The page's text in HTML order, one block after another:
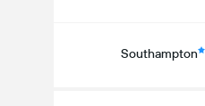
Southampton